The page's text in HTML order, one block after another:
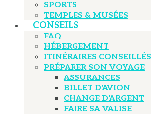
SPORTS
TEMPLES & MUSÉES
CONSEILS
FAQ
HÉBERGEMENT
ITINÉRAIRES CONSEILLÉS
PRÉPARER SON VOYAGE
ASSURANCES
BILLET D'AVION
CHANGE D'ARGENT
FAIRE SA VALISE